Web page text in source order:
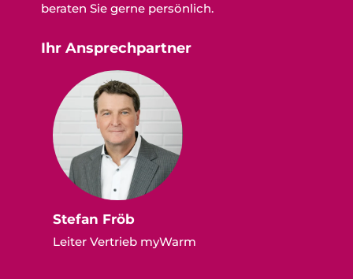
beraten Sie gerne persönlich.
Ihr Ansprechpartner
Stefan Fröb
Leiter Vertrieb myWarm